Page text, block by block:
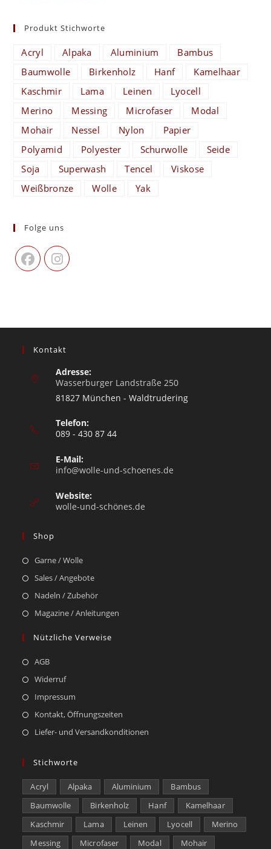
Produkt Stichworte
Acryl Alpaka Aluminium
Bambus
Baumwolle
Birkenholz Hanf
Kamelhaar
Kaschmir
Lama Leinen
Lyocell
Merino
Messing Microfaser
Modal
Mohair
Nessel Nylon
Papier
Polyamid
Polyester Schurwolle
Seide
Soja
Superwash Tencel
Viskose
Weißbronze
Wolle Yak
Folge uns
Kontakt
Adresse:
Wasserburger Landstraße 250
81827 München - Waldtrudering
Telefon:
089 - 430 87 44
E-Mail:
info@wolle-und-schoenes.de
Website:
wolle-und-schönes.de
Shop
Garne / Wolle
Sales / Angebote
Nadeln / Zubehör
Magazine / Anleitungen
Nützliche Verweise
AGB
Widerruf
Impressum
Kontakt, Öffnungszeiten
Liefer- und Versandkonditionen
Stichworte
Acryl Alpaka Aluminium
Bambus
Baumwolle
Birkenholz Hanf
Kamelhaar
Kaschmir
Lama Leinen Lyocell
Merino
Messing
Microfaser Modal Mohair